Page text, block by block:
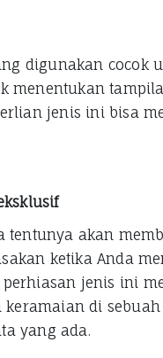
digunakan cocok
menentukan
jenis ini bisa
tentunya akan
ketika Anda
jenis ini
di
yang ada.